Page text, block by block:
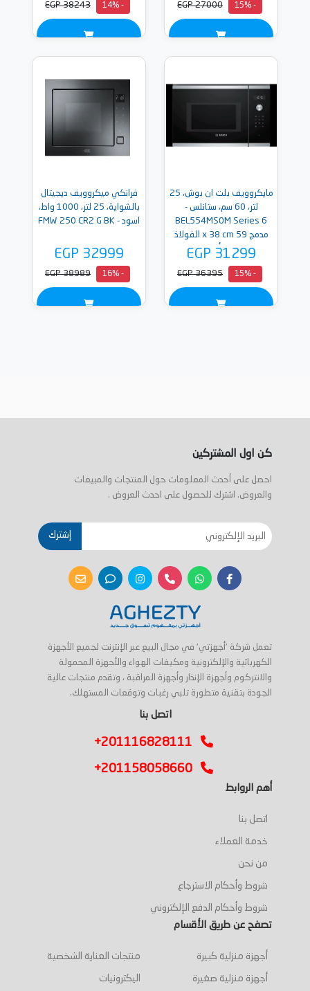
- 15%
EGP 27000
- 14%
EGP 38243
مايكروويف بلت ان بوش، 25
لتر، 60 سم، ستانلس -
BEL554MS0M Series 6
مدمج 59 x 38 cm الفولاذ
المقاوم للصدأ ضمان دولى
EGP 31299
- 15%
EGP 36395
فرانكي ميكروويف ديجيتال
بالشواية، 25 لتر، 1000 واط،
اسود - FMW 250 CR2 G BK
EGP 32999
- 16%
EGP 38989
كن اول المشتركين
احصل على أحدث المعلومات حول المنتجات والمبيعات
والعروض. اشترك للحصول على احدث العروض .
إشترك
تعمل شركة 'أجهزتي' في مجال البيع عبر الإنترنت لجميع الأجهزة
الكهربائية والإلكترونية ومكيفات الهواء والأجهزة المحمولة
والانتركوم وأجهزة الإنذار وأجهزة المراقبة ، وتقدم منتجات عالية
الجودة بتقنية متطورة تلبي رغبات وتوقعات المستهلك.
اتصل بنا
+201116828111
+201158058660
أهم الروابط
اتصل بنا
خدمة العملاء
من نحن
شروط وأحكام الاسترجاع
شروط وأحكام الدفع الإلكتروني
تصفح عن طريق الأقسام
أجهزة منزلية كبيرة
أجهزة منزلية صغيرة
منتجات العناية الشخصية
اليكترونيات